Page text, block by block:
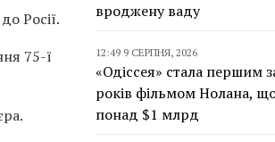
Росії.
75-ї
вроджену ваду
12:49 9 СЕРПНЯ, 2026
«Одіссея» стала першим
років фільмом Нолана, що
понад $1 млрд